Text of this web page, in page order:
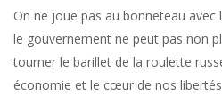
On ne joue pas au bonneteau avec
le gouvernement ne peut pas non
tourner le barillet de la roulette
économie et le cœur de nos